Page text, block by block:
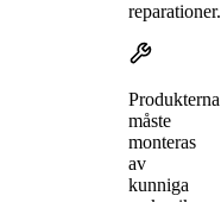
reparationer.
Produkterna
måste
monteras
av
kunniga